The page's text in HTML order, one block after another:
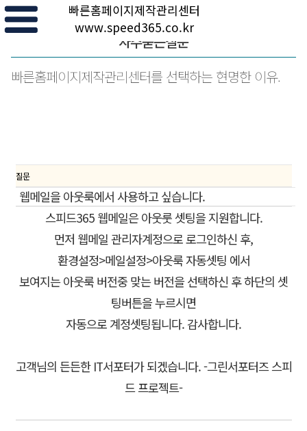
빠른홈페이지제작관리센터
www.speed365.co.kr
자주묻는질문
빠른홈페이지제작관리센터를 선택하는 현명한 이유.
질문
웹메일을 아웃룩에서 사용하고 싶습니다.
스피드365 웹메일은 아웃룻 셋팅을 지원합니다.
먼저 웹메일 관리자계정으로 로그인하신 후,
환경설정>메일설정>아웃룩 자동셋팅 에서
보여지는 아웃룩 버전중 맞는 버전을 선택하신 후 하단의 셋
팅버튼을 누르시면
자동으로 계정셋팅됩니다. 감사합니다.
고객님의 든든한 IT서포터가 되겠습니다. -그린서포터즈 스피
드 프로젝트-